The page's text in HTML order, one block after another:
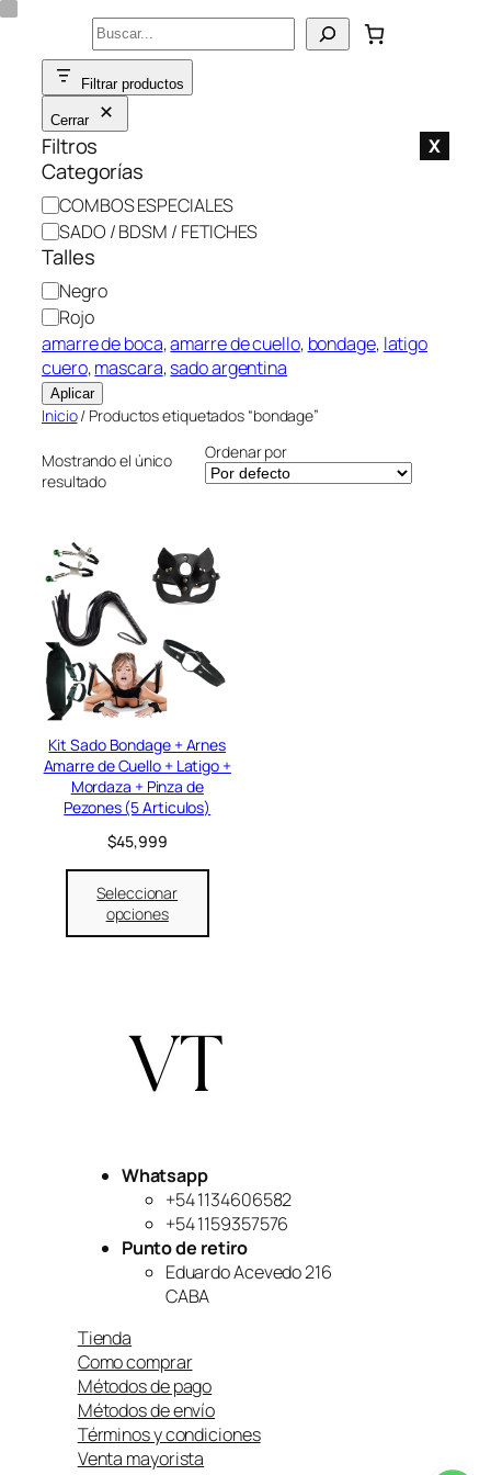
Saltar
contenido
Buscar
Filtrar productos
Cerrar
Filtros X
Categorías
C
a
t
e
g
o
r
í
a
COMBOS ESPECIALES
SADO / BDSM / FETICHES
Talles
C
o
l
o
r
Negro
Rojo
amarre de boca, amarre de cuello, bondage, latigo
cuero, mascara, sado argentina
Aplicar
Inicio/ Productos etiquetados “bondage”
Mostrando el único
resultado
Ordenar por
Kit Sado Bondage + Arnes
Amarre de Cuello + Latigo +
Mordaza + Pinza de
Pezones (5 Articulos)
$45,999
Seleccionar
opciones
Whatsapp
+54 1134606582
+54 1159357576
Punto de retiro
Eduardo Acevedo 216
CABA
Tienda
Como comprar
Métodos de pago
Métodos de envío
Términos y condiciones
Venta mayorista